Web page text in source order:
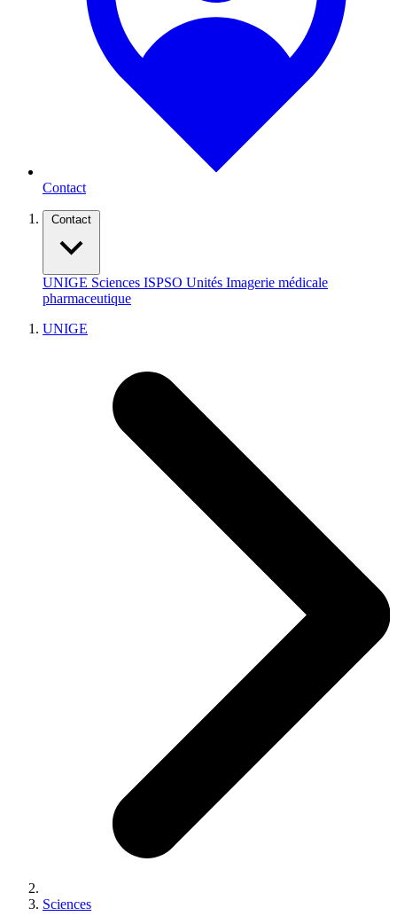
Contact
Contact
UNIGE Sciences ISPSO Unités Imagerie médicale
pharmaceutique
UNIGE
Sciences